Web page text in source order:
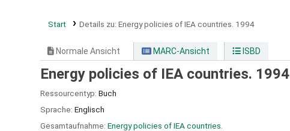
Start Details zu: Energy policies of IEA countries. 1994
Normale Ansicht MARC-Ansicht ISBD
Energy policies of IEA countries. 1994
Ressourcentyp: Buch
Sprache: Englisch
Gesamtaufnahme: Energy policies of IEA countries.